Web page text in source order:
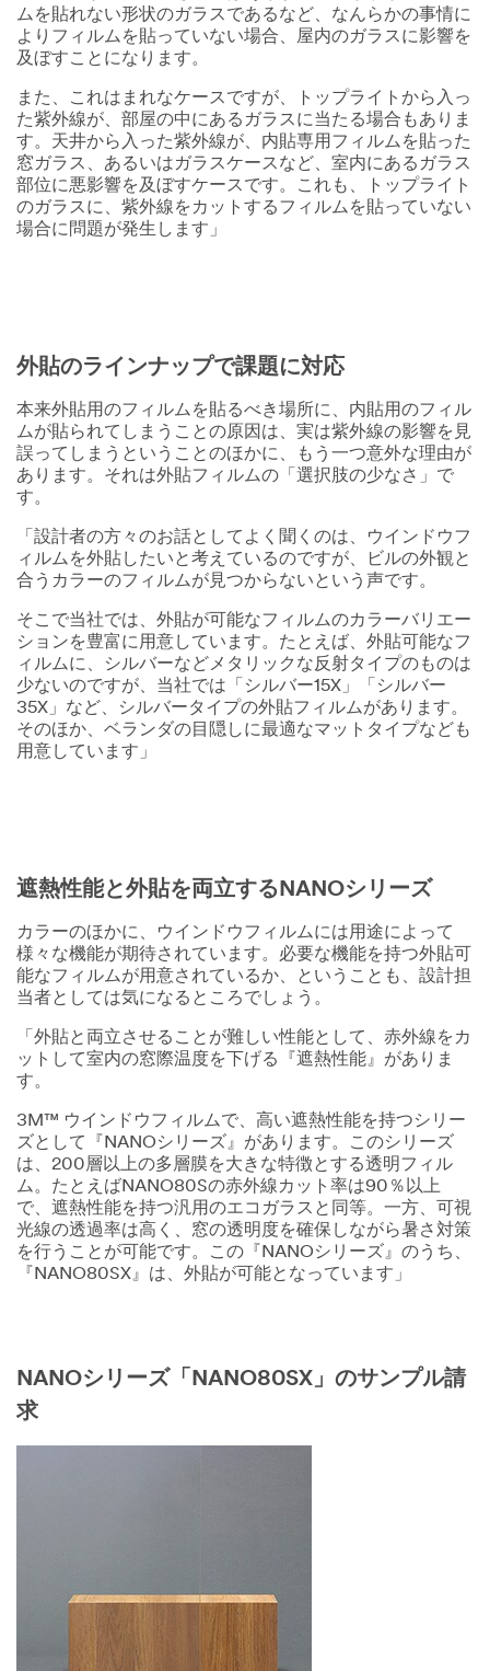
ムを貼れない形状のガラスであるなど、なんらかの事情に
よりフィルムを貼っていない場合、屋内のガラスに影響を
及ぼすことになります。
また、これはまれなケースですが、トップライトから入っ
た紫外線が、部屋の中にあるガラスに当たる場合もありま
す。天井から入った紫外線が、内貼専用フィルムを貼った
窓ガラス、あるいはガラスケースなど、室内にあるガラス
部位に悪影響を及ぼすケースです。これも、トップライト
のガラスに、紫外線をカットするフィルムを貼っていない
場合に問題が発生します」
外貼のラインナップで課題に対応
本来外貼用のフィルムを貼るべき場所に、内貼用のフィル
ムが貼られてしまうことの原因は、実は紫外線の影響を見
誤ってしまうということのほかに、もう一つ意外な理由が
あります。それは外貼フィルムの「選択肢の少なさ」で
す。
「設計者の方々のお話としてよく聞くのは、ウインドウフ
ィルムを外貼したいと考えているのですが、ビルの外観と
合うカラーのフィルムが見つからないという声です。
そこで当社では、外貼が可能なフィルムのカラーバリエー
ションを豊富に用意しています。たとえば、外貼可能なフ
ィルムに、シルバーなどメタリックな反射タイプのものは
少ないのですが、当社では「シルバー15X」「シルバー
35X」など、シルバータイプの外貼フィルムがあります。
そのほか、ベランダの目隠しに最適なマットタイプなども
用意しています」
遮熱性能と外貼を両立するNANOシリーズ
カラーのほかに、ウインドウフィルムには用途によって
様々な機能が期待されています。必要な機能を持つ外貼可
能なフィルムが用意されているか、ということも、設計担
当者としては気になるところでしょう。
「外貼と両立させることが難しい性能として、赤外線をカ
ットして室内の窓際温度を下げる『遮熱性能』がありま
す。
3M™ ウインドウフィルムで、高い遮熱性能を持つシリー
ズとして『NANOシリーズ』があります。このシリーズ
は、200層以上の多層膜を大きな特徴とする透明フィル
ム。たとえばNANO80Sの赤外線カット率は90％以上
で、遮熱性能を持つ汎用のエコガラスと同等。一方、可視
光線の透過率は高く、窓の透明度を確保しながら暑さ対策
を行うことが可能です。この『NANOシリーズ』のうち、
『NANO80SX』は、外貼が可能となっています」
NANOシリーズ「NANO80SX」のサンプル請
求